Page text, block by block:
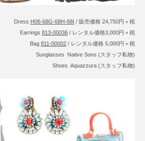
Dress H06-68G-68H-68I / 販売価格 24,750円＋税
Earrings 813-00036 / レンタル価格3,000円＋税
Bag 811-00002 / レンタル価格 5,000円＋税
Sunglasses Native Sons (スタッフ私物)
Shoes Aquazzura (スタッフ私物)